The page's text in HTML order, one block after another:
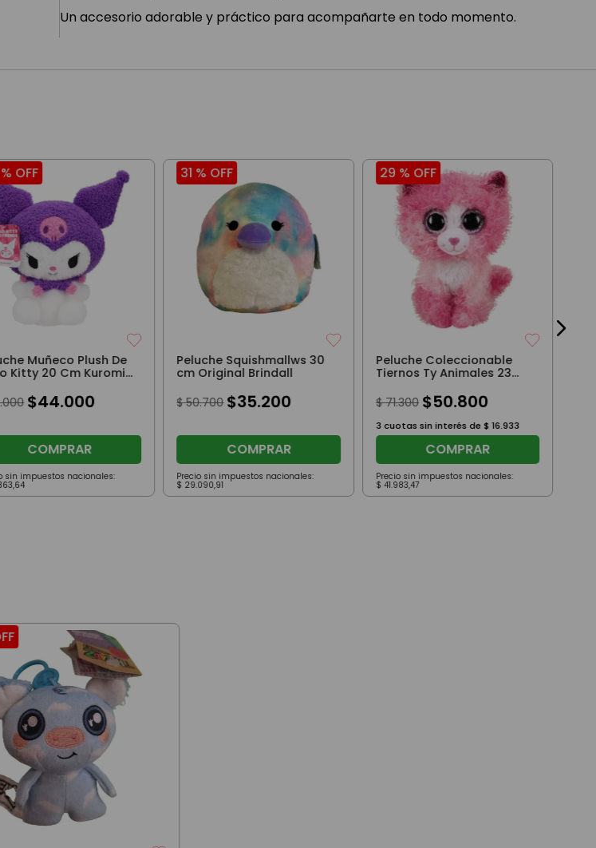
Un accesorio adorable y práctico para acompañarte en todo momento.
OFF
Muñeco Plush De
Kitty 20 Cm Kuromi
.000 $44.000
COMPRAR
sin impuestos nacionales:
,64
31 % OFF
Peluche Squishmallws 30
cm Original Brindall
$ 50.700 $35.200
COMPRAR
Precio sin impuestos nacionales:
$ 29.090,91
29 % OFF
Peluche Coleccionable
Tiernos Ty Animales 23
$ 71.300 $50.800
3 cuotas sin interés de $16.933
COMPRAR
Precio sin impuestos nacionales:
$ 41.983,47